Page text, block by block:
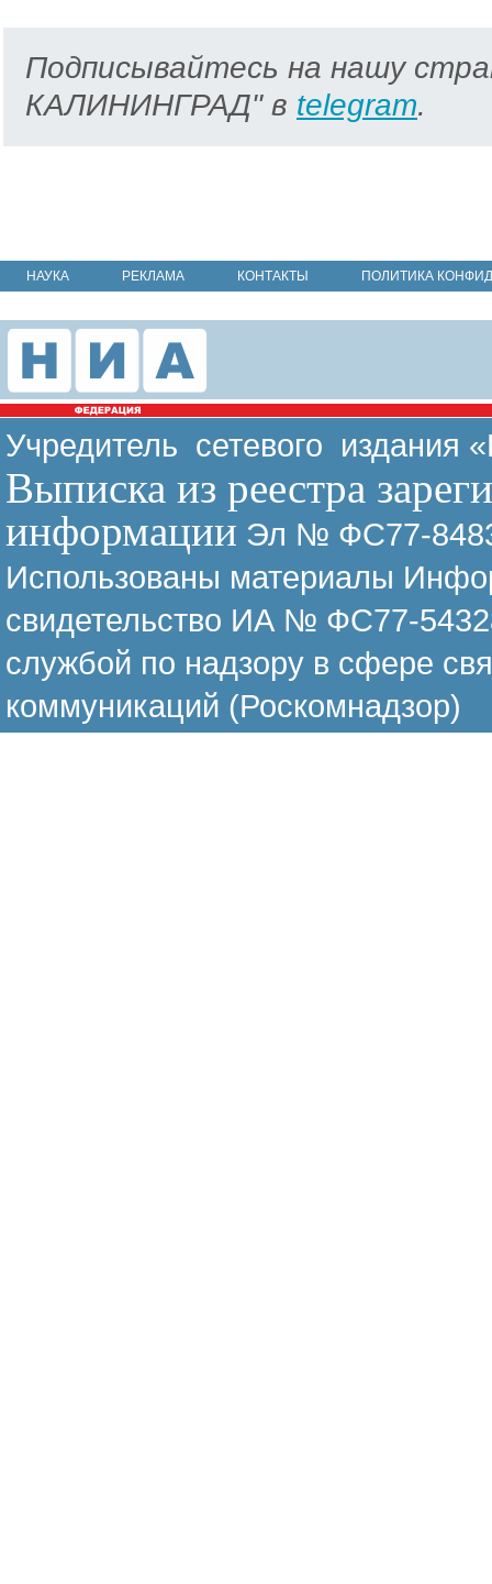
Подписывайтесь на нашу
КАЛИНИНГРАД" в telegram.
НАУКА РЕКЛАМА КОНТАКТЫ ПОЛИТИКА
Учредитель сетевого издания
Выписка из реестра
информации Эл № ФС77-
Использованы материалы
свидетельство ИА № ФС77-
службой по надзору в сфере
коммуникаций (Роскомнадзор)